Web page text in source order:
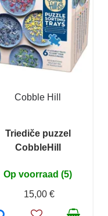
Cobble Hill
Triediče puzzel
CobbleHill
Op voorraad (5)
15,00 €